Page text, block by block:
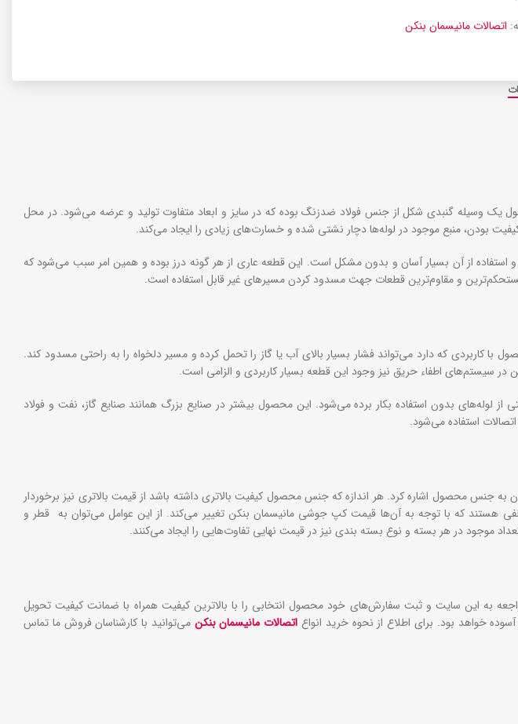
اتصالات مانیسمان بنکن
یک وسیله گنبدی شکل از جنس فولاد ضدزنگ بوده که در سایز و ابعاد متفاوت تولید و عرضه می‌شود. در محل
بودن، منبع موجود در لوله‌ها دچار نشتی شده و خسارت‌های زیادی را ایجاد می‌کند.
استفاده از آن بسیار آسان و بدون مشکل است. این قطعه عاری از هر گونه درز بوده و همین امر سبب می‌شود که
و مقاوم‌ترین قطعات جهت مسدود کردن مسیرهای غیر قابل استفاده است.
که دارد می‌تواند فشار بسیار بالای آب یا گاز را تحمل کرده و مسیر دلخواه را به راحتی مسدود کند.
سیستم‌های اطفاء حریق نیز وجود این قطعه بسیار کاربردی و الزامی است.
بدون استفاده بکار برده می‌شود. این محصول بیشتر در صنایع بزرگ همانند صنایع گاز، نفت و فولاد
استفاده می‌شود.
جنس محصول اشاره کرد. هر اندازه که جنس محصول کیفیت بالاتری داشته باشد از قیمت بالاتری نیز برخوردار
هستند که با توجه به آن‌ها قیمت کپ جوشی مانیسمان بنکن تغییر می‌کند. از این عوامل می‌توان به قطر و
در هر بسته و نوع بسته بندی نیز در قیمت نهایی تفاوت‌هایی را ایجاد می‌کنند.
به این سایت و ثبت سفارش‌های خود محصول انتخابی را با بالاترین کیفیت همراه با ضمانت کیفیت تحویل
خواهد بود. برای اطلاع از نحوه خرید انواع اتصالات مانیسمان بنکن می‌توانید با کارشناسان فروش ما تماس